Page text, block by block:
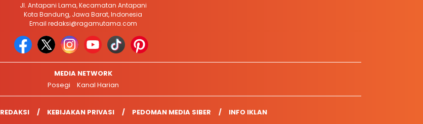
Jl. Antapani Lama, Kecamatan Antapani
Kota Bandung, Jawa Barat, Indonesia
Email redaksi@ragamutama.com
MEDIA NETWORK
Posegi
Kanal Harian
REDAKSI KEBIJAKAN PRIVASI PEDOMAN MEDIA SIBER INFO IKLAN